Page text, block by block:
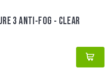
3 ANTI-FOG - CLEAR